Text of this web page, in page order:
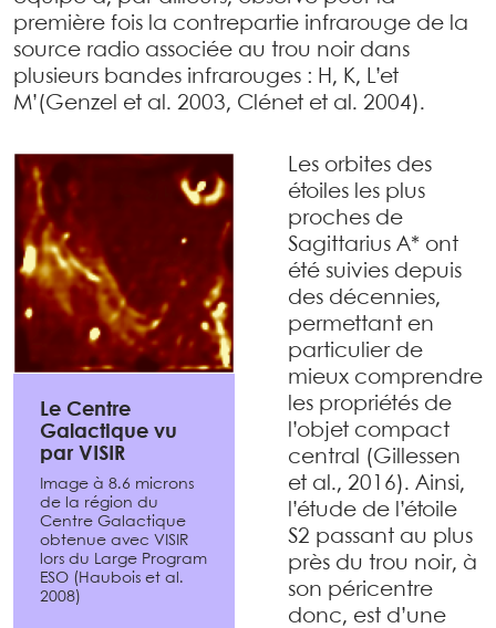
première fois la contrepartie infrarouge de la
source radio associée au trou noir dans
plusieurs bandes infrarouges : H, K, L’et
M’(Genzel et al. 2003, Clénet et al. 2004).
Le Centre
Galactique vu
par VISIR
Image à 8.6 microns
de la région du
Centre Galactique
obtenue avec VISIR
lors du Large Program
ESO (Haubois et al.
2008)
Les orbites des
étoiles les plus
proches de
Sagittarius A* ont
été suivies depuis
des décennies,
permettant en
particulier de
mieux comprendre
les propriétés de
l’objet compact
central (Gillessen
et al., 2016). Ainsi,
l’étude de l’étoile
S2 passant au plus
près du trou noir, à
son péricentre
donc, est d’une